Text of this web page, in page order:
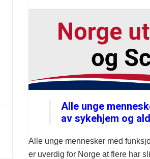
Alle unge
av sykehjem og
Alle unge mennesker med
er uverdig for Norge at flere har